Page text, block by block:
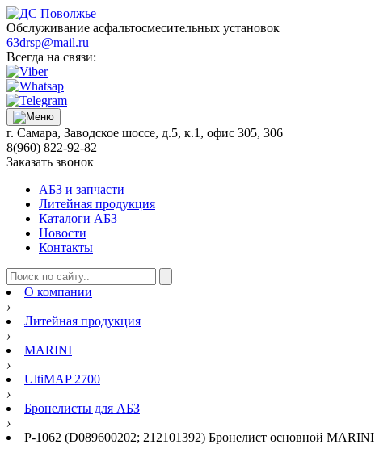
Обслуживание асфальтосмесительных установок
63drsp@mail.ru
Всегда на связи:
г. Самара, Заводское шоссе, д.5, к.1, офис 305, 306
8(960) 822-92-82
Заказать звонок
АБЗ и запчасти
Литейная продукция
Каталоги АБЗ
Новости
Контакты
О компании
›
Литейная продукция
›
MARINI
›
UltiMAP 2700
›
Бронелисты для АБЗ
›
Р-1062 (D089600202; 212101392) Бронелист основной MARINI